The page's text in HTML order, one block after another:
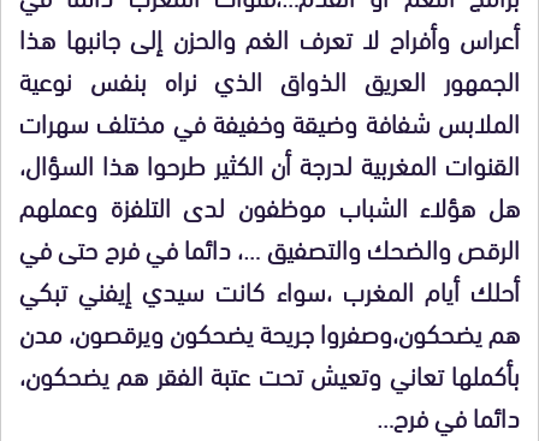
أعراس وأفراح لا تعرف الغم والحزن إلى جانبها هذا
الجمهور العريق الذواق الذي نراه بنفس نوعية
الملابس شفافة وضيقة وخفيفة في مختلف سهرات
القنوات المغربية لدرجة أن الكثير طرحوا هذا السؤال،
هل هؤلاء الشباب موظفون لدى التلفزة وعملهم
الرقص والضحك والتصفيق …، دائما في فرح حتى في
أحلك أيام المغرب ،سواء كانت سيدي إيفني تبكي
هم يضحكون،وصفروا جريحة يضحكون ويرقصون، مدن
بأكملها تعاني وتعيش تحت عتبة الفقر هم يضحكون،
دائما في فرح…